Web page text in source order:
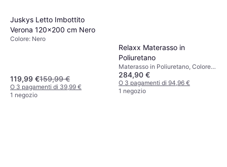
Juskys Letto Imbottito
Verona 120x200 cm Nero
Colore: Nero
119,99 €159,99 €
O 3 pagamenti di 39,99 €
1 negozio
Relaxx Materasso in
Poliuretano
Materasso in Poliuretano, Colore:
Bianco, Blu, Riempimento: Memory
foam, Materiale: Poliestere,
Spessore Materasso: 25 cm
284,90 €
O 3 pagamenti di 94,96 €
1 negozio